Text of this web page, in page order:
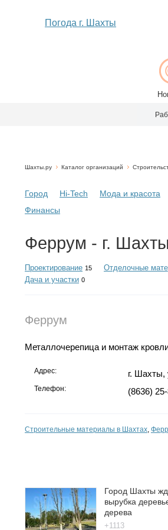
Погода г. Шахты
Шахты.ру Каталог организаций
Город Hi-Tech Мода и красота
Финансы
Феррум - г. Шахты
Проектирование 15 Отделочные
Дача и участки 0
Феррум
Металлочерепица и монтаж
Адрес: г. Шахты,
Телефон: (8636)
Строительные материалы в Шахтах,
Город Шахты
вырубка
дерева
+1113